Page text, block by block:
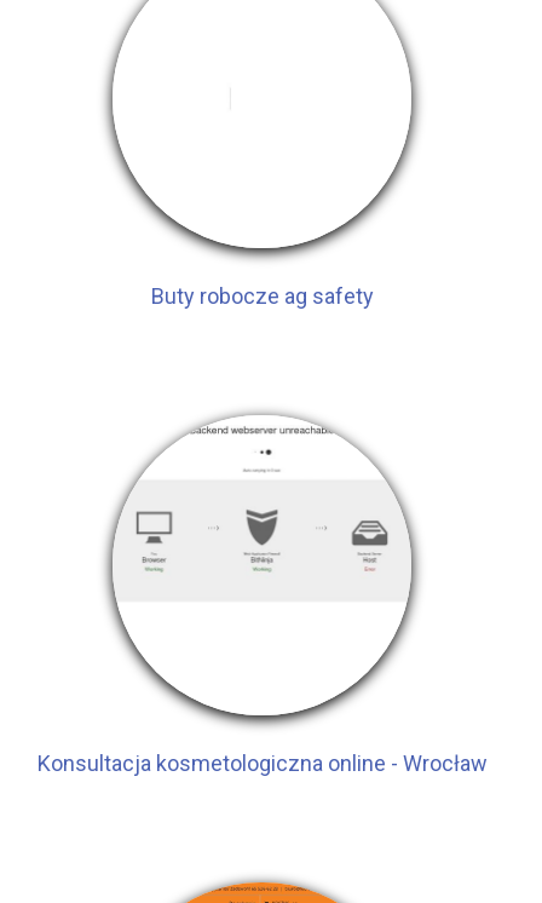
Buty robocze ag safety
Konsultacja kosmetologiczna online - Wrocław